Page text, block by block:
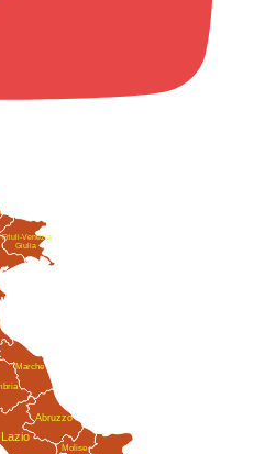
Abruzzo
Friuli-Venezia
Giulia
Lazio
Marche
Molise